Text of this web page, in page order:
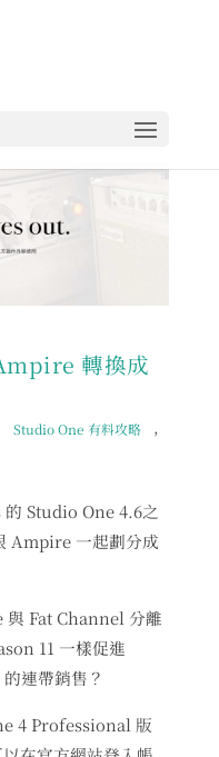
轉換成
Studio One 有料攻略 ,
Studio One 4.6之
Ampire 一起劃分成
Fat Channel 分離
11 一樣促進
連帶銷售？
4 Professional 版